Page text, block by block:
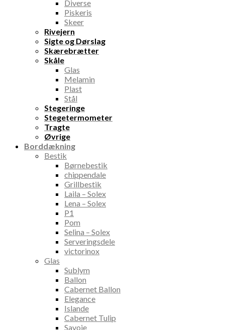
Diverse
Piskeris
Skeer
Rivejern
Sigte og Dørslag
Skærebrætter
Skåle
Glas
Melamin
Plast
Stål
Stegeringe
Stegetermometer
Tragte
Øvrige
Borddækning
Bestik
Børnebestik
chippendale
Grillbestik
Laila – Solex
Lena – Solex
P1
Pom
Selina – Solex
Serveringsdele
victorinox
Glas
Sublym
Ballon
Cabernet Ballon
Elegance
Islande
Cabernet Tulip
Savoie